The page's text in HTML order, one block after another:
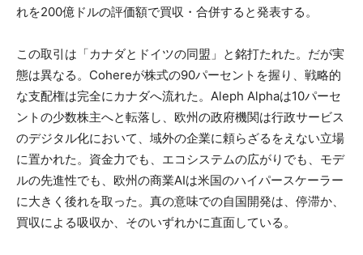
れを200億ドルの評価額で買収・合併すると発表する。
この取引は「カナダとドイツの同盟」と銘打たれた。だが実
態は異なる。Cohereが株式の90パーセントを握り、戦略的
な支配権は完全にカナダへ流れた。Aleph Alphaは10パーセ
ントの少数株主へと転落し、欧州の政府機関は行政サービス
のデジタル化において、域外の企業に頼らざるをえない立場
に置かれた。資金力でも、エコシステムの広がりでも、モデ
ルの先進性でも、欧州の商業AIは米国のハイパースケーラー
に大きく後れを取った。真の意味での自国開発は、停滞か、
買収による吸収か、そのいずれかに直面している。